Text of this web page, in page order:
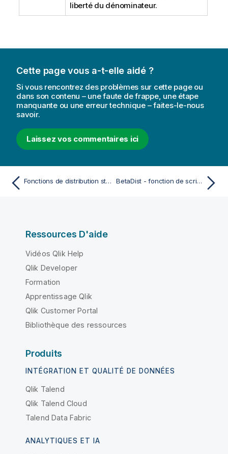
liberté du dénominateur.
Cette page vous a-t-elle aidé ?
Si vous rencontrez des problèmes sur cette page ou
dans son contenu – une faute de frappe, une étape
manquante ou une erreur technique – faites-le-nous
savoir.
Laissez vos commentaires ici
Fonctions de distribution statistiques BetaDist - fonction de script et fonction de graphique
Ressources D'aide
Vidéos Qlik Help
Qlik Developer
Formation
Apprentissage Qlik
Qlik Customer Portal
Bibliothèque des ressources
Produits
INTÉGRATION ET QUALITÉ DE DONNÉES
Qlik Talend
Qlik Talend Cloud
Talend Data Fabric
ANALYTIQUES ET IA